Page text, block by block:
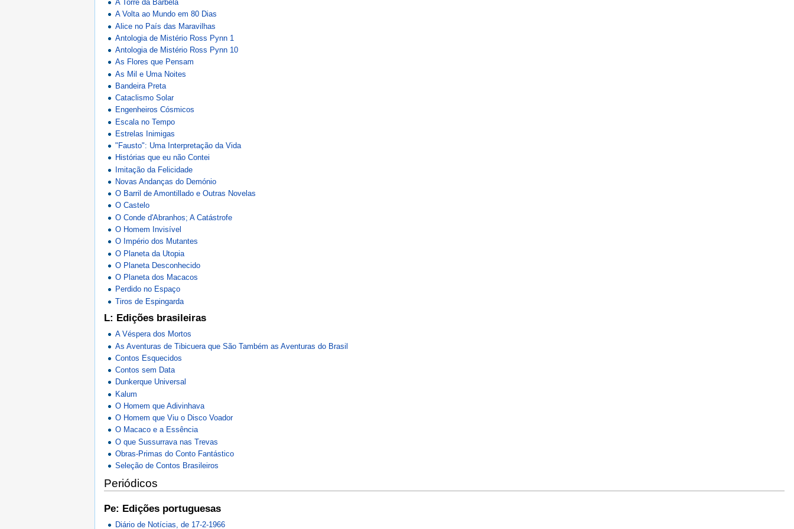
A Torre da Barbela
A Volta ao Mundo em 80 Dias
Alice no País das Maravilhas
Antologia de Mistério Ross Pynn 1
Antologia de Mistério Ross Pynn 10
As Flores que Pensam
As Mil e Uma Noites
Bandeira Preta
Cataclismo Solar
Engenheiros Cósmicos
Escala no Tempo
Estrelas Inimigas
"Fausto": Uma Interpretação da Vida
Histórias que eu não Contei
Imitação da Felicidade
Novas Andanças do Demónio
O Barril de Amontillado e Outras Novelas
O Castelo
O Conde d'Abranhos; A Catástrofe
O Homem Invisível
O Império dos Mutantes
O Planeta da Utopia
O Planeta Desconhecido
O Planeta dos Macacos
Perdido no Espaço
Tiros de Espingarda
L: Edições brasileiras
A Véspera dos Mortos
As Aventuras de Tibicuera que São Também as Aventuras do Brasil
Contos Esquecidos
Contos sem Data
Dunkerque Universal
Kalum
O Homem que Adivinhava
O Homem que Viu o Disco Voador
O Macaco e a Essência
O que Sussurrava nas Trevas
Obras-Primas do Conto Fantástico
Seleção de Contos Brasileiros
Periódicos
Pe: Edições portuguesas
Diário de Notícias, de 17-2-1966